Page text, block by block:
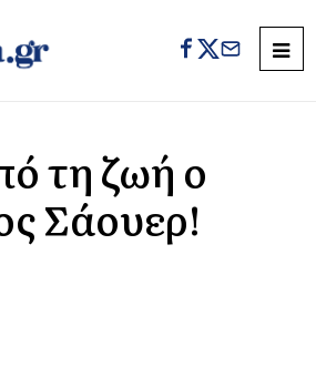
τη ζωή ο
Σάουερ!